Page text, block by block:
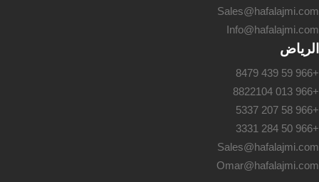
Sales@hafalajmi.com
Info@hafalajmi.com
الرياض
+966 59 439 8479
+966 013 8822104
+966 58 207 5337
+966 50 284 3331
Sales@hafalajmi.com
Omar@hafalajmi.com